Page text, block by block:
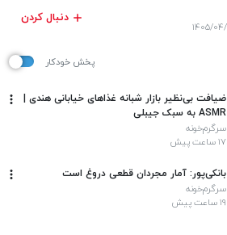
دنبال کردن
پخش خودکار
ضیافت بی‌نظیر بازار شبانه غذاهای خیابانی هندی |
ASMR به سبک جیبلی
سرگرم‌خونه
۱۷ ساعت پیش
بانکی‌پور: آمار مجردان قطعی دروغ است
سرگرم‌خونه
۱۹ ساعت پیش